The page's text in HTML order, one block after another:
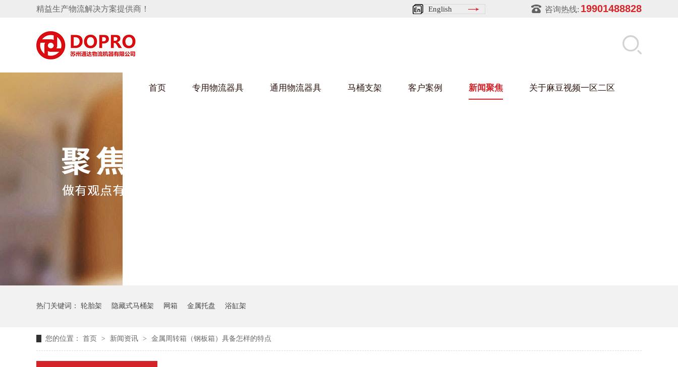
咨询热线: 19901488828
English
精益生产物流解决方案提供商！
首页 专用物流器具
变速箱托盘 保险杠料架
转向机料架
消声器料架
通用物流器具
手推车
马桶支架 客户案例
汽车行业
新闻聚焦 关于麻豆视频一区二区
热门关键词： 轮胎架 隐藏式马桶架 网箱 金属托盘 浴缸架
您的位置： 首页 > 新闻资讯 > 金属周转箱（钢板箱）具备怎样的特点